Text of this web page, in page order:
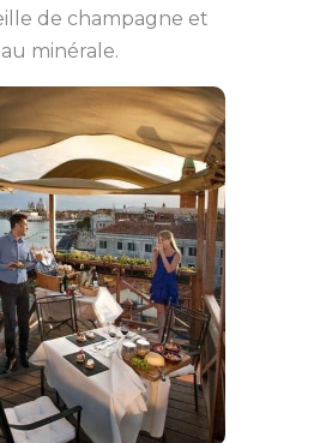
de champagne et
minérale.